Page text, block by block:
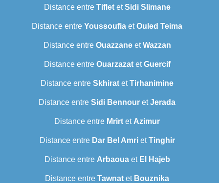
Distance entre TifletetSidi Slimane
Distance entre Youssoufia etOuled Teima
Distance entre OuazzaneetWazzan
Distance entre OuarzazatetGuercif
Distance entre Skhirat etTirhanimine
Distance entre Sidi Bennour etJerada
Distance entre Mrirt et Azimur
Distance entre Dar Bel AmrietTinghir
Distance entre Arbaouaet El Hajeb
Distance entre Tawnat et Bouznika